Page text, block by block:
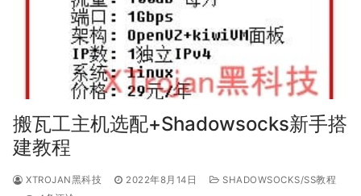
搬瓦工主机选配+Shadowsocks新手搭
建教程
XTROJAN黑科技 2022年8月14日
SHADOWSOCKS/SS教程